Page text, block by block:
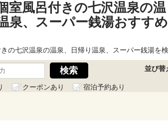
室風呂付きの七沢温泉の温
泉、スーパー銭湯おすす
の七沢温泉の温泉、日帰り温泉、スーパー銭湯を
並び替
クーポンあり
宿泊予約あり